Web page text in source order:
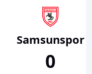
Samsunspor
0